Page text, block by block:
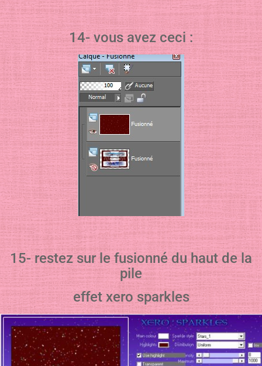
14- vous avez ceci :
15- restez sur le fusionné du haut de la
pile
effet xero sparkles